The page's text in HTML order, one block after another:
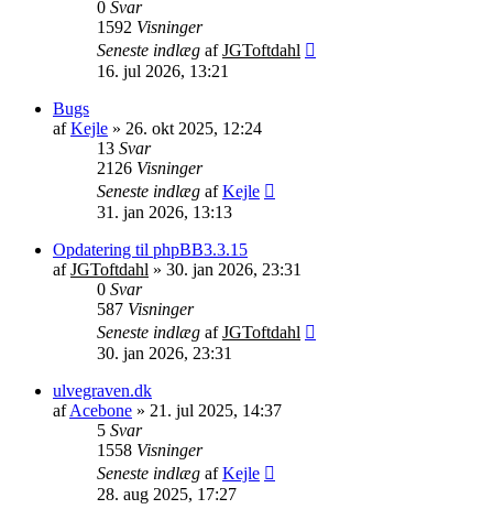
0 Svar
1592 Visninger
Seneste indlæg afJGToftdahl
16. jul 2026, 13:21
Bugs
afKejle » 26. okt 2025, 12:24
13 Svar
2126 Visninger
Seneste indlæg afKejle
31. jan 2026, 13:13
Opdatering til phpBB3.3.15
afJGToftdahl » 30. jan 2026, 23:31
0 Svar
587 Visninger
Seneste indlæg afJGToftdahl
30. jan 2026, 23:31
ulvegraven.dk
afAcebone » 21. jul 2025, 14:37
5 Svar
1558 Visninger
Seneste indlæg afKejle
28. aug 2025, 17:27